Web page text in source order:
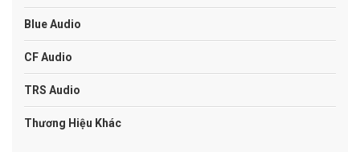
Blue Audio
CF Audio
TRS Audio
Thương Hiệu Khác